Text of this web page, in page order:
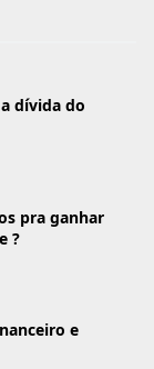
dívida do
pra ganhar
?
e